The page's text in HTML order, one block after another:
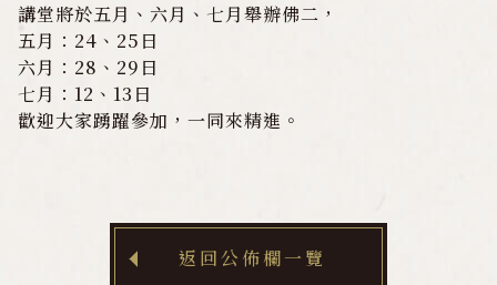
公佈欄
年度點燈拔度牌位
水陸法會
三千佛光明燈
講堂將於五月、六月、七月舉辦佛二，
五月：24、25日
六月：28、29日
七月：12、13日
歡迎大家踴躍參加，一同來精進。
返回公佈欄一覽